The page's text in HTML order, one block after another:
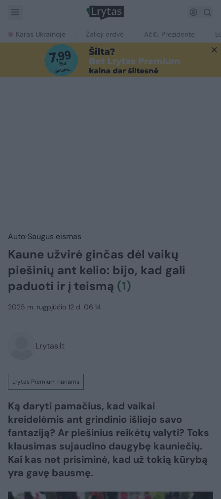
Karas Ukrainoje Žalioji erdvė Ačiū, Prezidente
Auto Saugus eismas
Kaune užvirė ginčas dėl vaikų
piešinių ant kelio: bijo, kad gali
paduoti ir į teismą (1)
2025 m. rugpjūčio 12 d. 06:14
Lrytas.lt
Lrytas Premium nariams
Ką daryti pamačius, kad vaikai
kreidelėmis ant grindinio išliejo savo
fantaziją? Ar piešinius reikėtų valyti? Toks
klausimas sujaudino daugybę kauniečių.
Kai kas net prisiminė, kad už tokią kūrybą
yra gavę bausmę.